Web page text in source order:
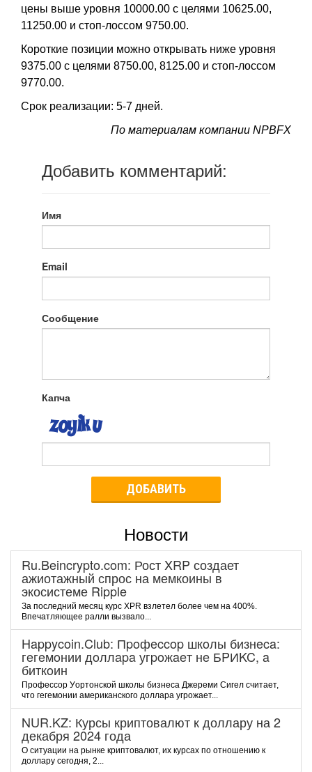
цены выше уровня 10000.00 с целями 10625.00,
11250.00 и стоп-лоссом 9750.00.
Короткие позиции можно открывать ниже уровня
9375.00 с целями 8750.00, 8125.00 и стоп-лоссом
9770.00.
Срок реализации: 5-7 дней.
По материалам компании NPBFX
Добавить комментарий:
Имя
Email
Сообщение
Капча
ДОБАВИТЬ
Новости
Ru.Beincrypto.com: Рост XRP создает
ажиотажный спрос на мемкоины в
экосистеме Ripple
За последний месяц курс XPR взлетел более чем на 400%.
Впечатляющее ралли вызвало...
Happycoin.Club: Пpoфeccop шкoлы бизнeca:
гeгeмoнии дoллapa угpoжaeт нe БPИKC, a
биткoин
Пpoфeccop Уopтoнcкoй шкoлы бизнeca Джepeми Cигeл cчитaeт,
чтo гeгeмoнии aмepикaнcкoгo дoллapa угpoжaeт...
NUR.KZ: Курсы криптовалют к доллару на 2
декабря 2024 года
О ситуации на рынке криптовалют, их курсах по отношению к
доллару сегодня, 2...